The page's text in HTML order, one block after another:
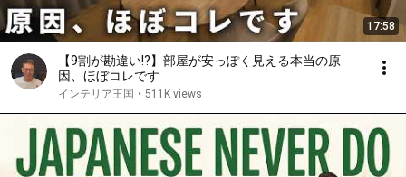
17:58
【9割が勘違い!?】部屋が安っぽく見える本当の原
因、ほぼコレです
インテリア王国 • 511K views